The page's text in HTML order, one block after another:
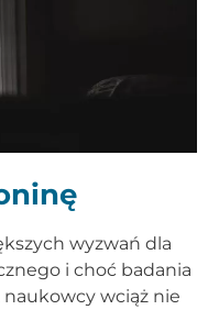
wyzwań dla
i choć badania
wciąż nie